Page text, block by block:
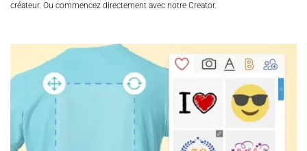
créateur. Ou commencez directement avec notre Creator.